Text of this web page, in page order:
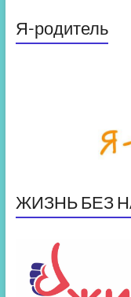
Я-родитель
ЖИЗНЬ БЕЗ